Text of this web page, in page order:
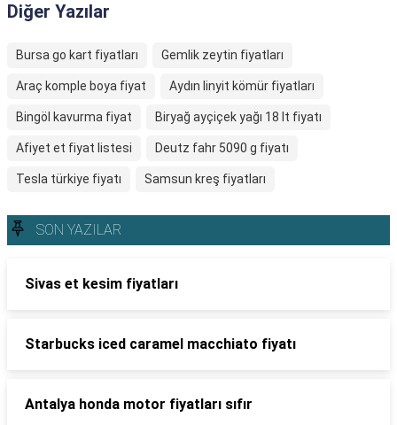
Diğer Yazılar
Bursa go kart fiyatları Gemlik zeytin fiyatları
Araç komple boya fiyat Aydın linyit kömür fiyatları
Bingöl kavurma fiyat Biryağ ayçiçek yağı 18 lt fiyatı
Afiyet et fiyat listesi Deutz fahr 5090 g fiyatı
Tesla türkiye fiyatı Samsun kreş fiyatları
SON YAZILAR
Sivas et kesim fiyatları
Starbucks iced caramel macchiato fiyatı
Antalya honda motor fiyatları sıfır